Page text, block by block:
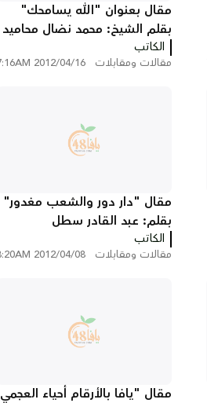
مقال بعنوان "الله يسامحك"
بقلم الشيخ: محمد نضال محاميد
الكاتب
مقالات ومقابلات 2012/04/16 7:16AM
مقال "دار دور والشعب مغدور"
بقلم: عبد القادر سطل
الكاتب
مقالات ومقابلات 2012/04/08 8:20AM
مقال "يافا بالأرقام أحياء العجمي